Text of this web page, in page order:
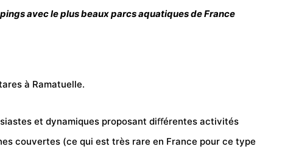
avec le plus beaux parcs aquatiques de France
à Ramatuelle.
et dynamiques proposant diﬀérentes activités
couvertes (ce qui est très rare en France pour ce type